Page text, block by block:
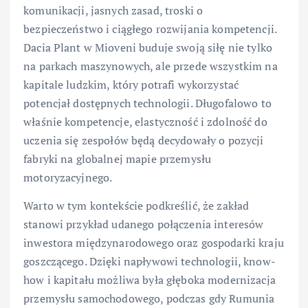
komunikacji, jasnych zasad, troski o
bezpieczeństwo i ciągłego rozwijania kompetencji.
Dacia Plant w Mioveni buduje swoją siłę nie tylko
na parkach maszynowych, ale przede wszystkim na
kapitale ludzkim, który potrafi wykorzystać
potencjał dostępnych technologii. Długofalowo to
właśnie kompetencje, elastyczność i zdolność do
uczenia się zespołów będą decydowały o pozycji
fabryki na globalnej mapie przemysłu
motoryzacyjnego.
Warto w tym kontekście podkreślić, że zakład
stanowi przykład udanego połączenia interesów
inwestora międzynarodowego oraz gospodarki kraju
goszczącego. Dzięki napływowi technologii, know-
how i kapitału możliwa była głęboka modernizacja
przemysłu samochodowego, podczas gdy Rumunia